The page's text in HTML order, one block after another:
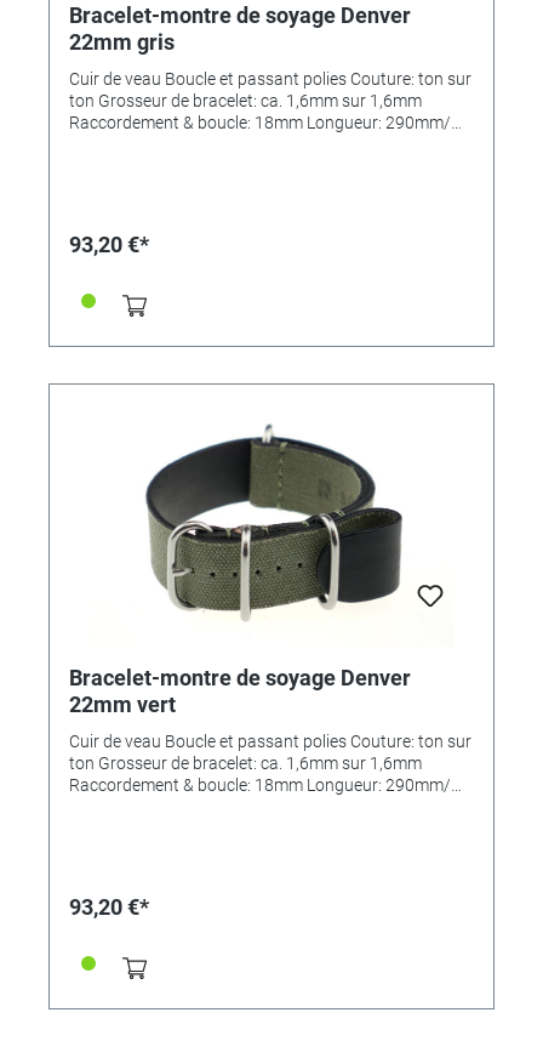
Bracelet-montre de soyage Denver
22mm gris
Cuir de veau Boucle et passant polies Couture: ton sur
ton Grosseur de bracelet: ca. 1,6mm sur 1,6mm
Raccordement & boucle: 18mm Longueur: 290mm/
93,20 €*
Bracelet-montre de soyage Denver
22mm vert
Cuir de veau Boucle et passant polies Couture: ton sur
ton Grosseur de bracelet: ca. 1,6mm sur 1,6mm
Raccordement & boucle: 18mm Longueur: 290mm/
93,20 €*